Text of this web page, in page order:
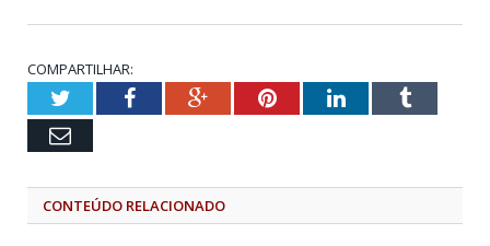
COMPARTILHAR:
TwitterFacebookGoogle+PinterestLinkedInTumblr
Email
CONTEÚDO RELACIONADO